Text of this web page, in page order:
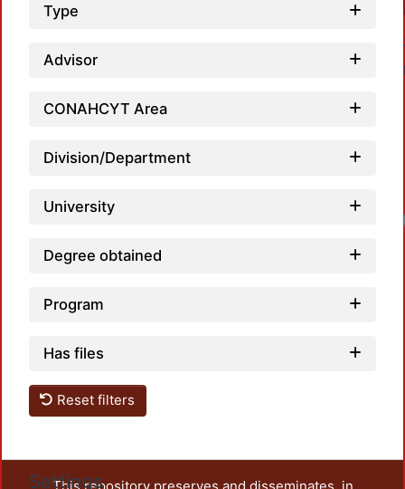
Type
Advisor
CONAHCYT Area
Division/Department
University
Degree obtained
Program
Has files
Reset filters
Settings